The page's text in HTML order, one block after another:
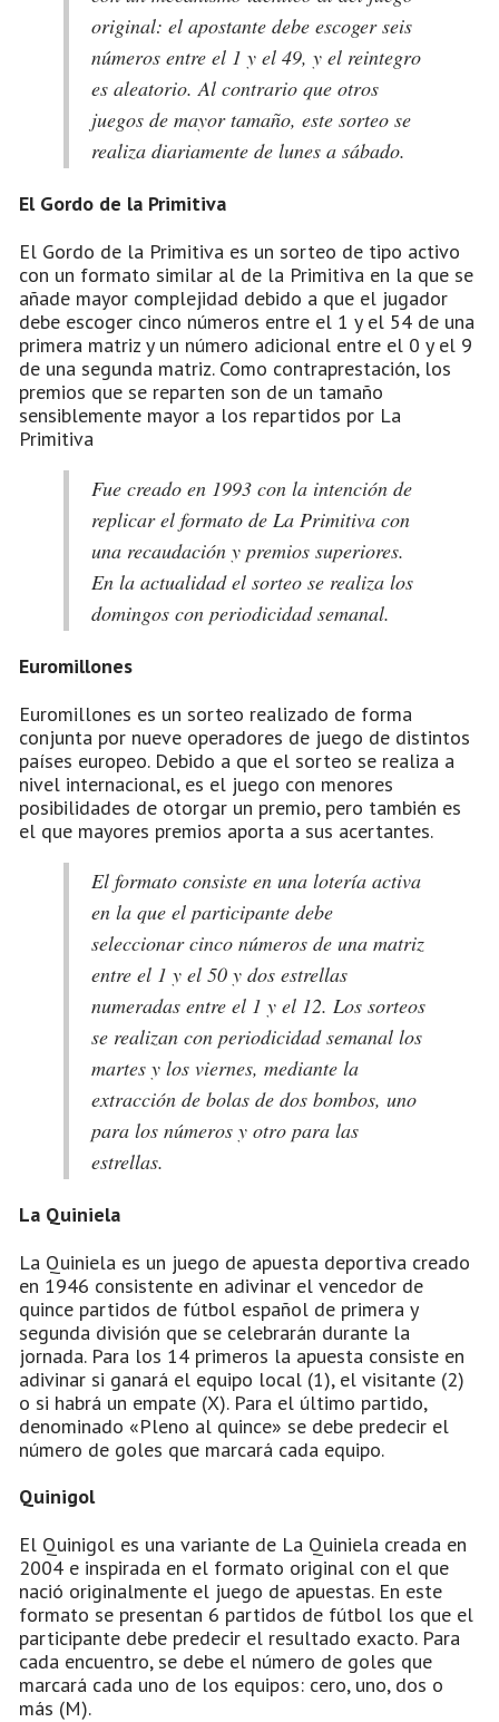
original: el apostante debe escoger seis
números entre el 1 y el 49, y el reintegro
es aleatorio. Al contrario que otros
juegos de mayor tamaño, este sorteo se
realiza diariamente de lunes a sábado.
El Gordo de la Primitiva
El Gordo de la Primitiva es un sorteo de tipo activo
con un formato similar al de la Primitiva en la que se
añade mayor complejidad debido a que el jugador
debe escoger cinco números entre el 1 y el 54 de una
primera matriz y un número adicional entre el 0 y el 9
de una segunda matriz. Como contraprestación, los
premios que se reparten son de un tamaño
sensiblemente mayor a los repartidos por La
Primitiva
Fue creado en 1993 con la intención de
replicar el formato de La Primitiva con
una recaudación y premios superiores.
En la actualidad el sorteo se realiza los
domingos con periodicidad semanal.
Euromillones
Euromillones es un sorteo realizado de forma
conjunta por nueve operadores de juego de distintos
países europeo. Debido a que el sorteo se realiza a
nivel internacional, es el juego con menores
posibilidades de otorgar un premio, pero también es
el que mayores premios aporta a sus acertantes.
El formato consiste en una lotería activa
en la que el participante debe
seleccionar cinco números de una matriz
entre el 1 y el 50 y dos estrellas
numeradas entre el 1 y el 12. Los sorteos
se realizan con periodicidad semanal los
martes y los viernes, mediante la
extracción de bolas de dos bombos, uno
para los números y otro para las
estrellas.
La Quiniela
La Quiniela es un juego de apuesta deportiva creado
en 1946 consistente en adivinar el vencedor de
quince partidos de fútbol español de primera y
segunda división que se celebrarán durante la
jornada. Para los 14 primeros la apuesta consiste en
adivinar si ganará el equipo local (1), el visitante (2)
o si habrá un empate (X). Para el último partido,
denominado «Pleno al quince» se debe predecir el
número de goles que marcará cada equipo.
Quinigol
El Quinigol es una variante de La Quiniela creada en
2004 e inspirada en el formato original con el que
nació originalmente el juego de apuestas. En este
formato se presentan 6 partidos de fútbol los que el
participante debe predecir el resultado exacto. Para
cada encuentro, se debe el número de goles que
marcará cada uno de los equipos: cero, uno, dos o
más (M).